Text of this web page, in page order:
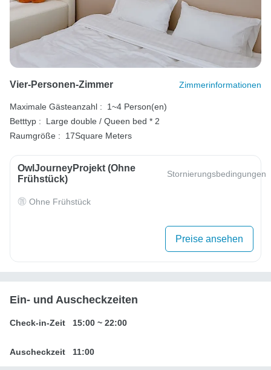
Vier-Personen-Zimmer Zimmerinformationen
Maximale Gästeanzahl :
1~4 Person(en)
Betttyp :
Large double / Queen bed * 2
Raumgröße :
17Square Meters
OwlJourneyProjekt (ohne
Frühstück)
Stornierungsbedingungen
Ohne Frühstück
Preise ansehen
Ein- und Auscheckzeiten
Check-in-Zeit 15:00 ~ 22:00
Auscheckzeit 11:00